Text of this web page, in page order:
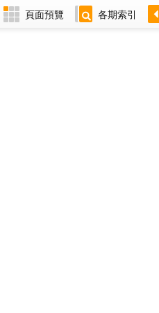
頁面預覽 各期索引